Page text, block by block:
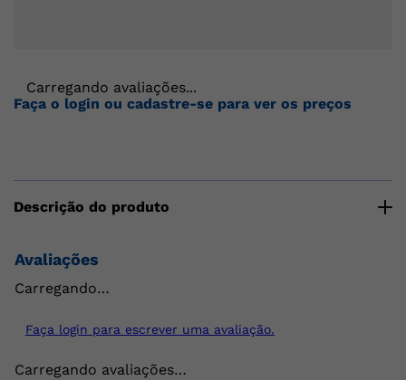
Carregando avaliações...
Faça o login ou cadastre-se para ver os preços
Descrição do produto
Avaliações
Carregando…
Faça login para escrever uma avaliação.
Carregando avaliações…